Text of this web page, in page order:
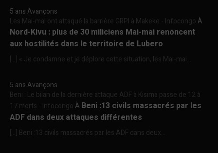
5 ans Avançons
Les Mai-mai ont attaqué la barrière GRPI à Makeke - InfocongoÀ
Nord-Kivu : plus de 30 miliciens Mai-mai renoncent
aux hostilités dans le territoire de Lubero
[…] « Je condamne et je déplore cette situation, les Mai-mai...
5 ans Avançons
Beni : Le bilan de la dernière attaque ADF à Kisima passe de 12 à
17 morts - InfocongoÀ Beni :13 civils massacrés par les
ADF dans deux attaques différentes
[…] Beni :13 civils massacrés par les ADF dans deux...